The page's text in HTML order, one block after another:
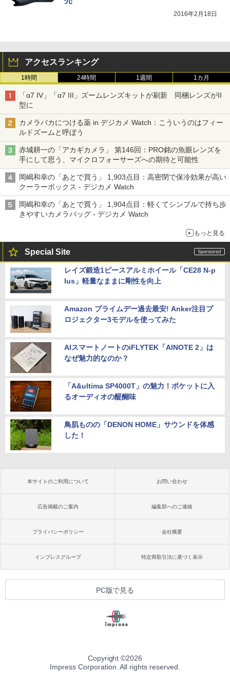
2016年2月18日
アクセスランキング
1時間 24時間 1週間 1カ月
「α7 IV」「α7 III」ズームレンズキットが刷新 同梱レンズがII
型に
カメラバカにつける薬 in デジカメ Watch：こういうのはフィー
ルドズームと呼ぼう
赤城耕一の「アカギカメラ」 第146回：PRO銘の魚眼レンズを
手にして思う、マイクロフォーサーズへの期待と可能性
岡嶋和幸の「あとで買う」 1,903点目：高密閉で保冷効果が高い
クーラーボックス - デジカメ Watch
岡嶋和幸の「あとで買う」 1,904点目：軽くてシンプルで持ち歩
きやすいカメラバッグ - デジカメ Watch
もっと見る
Special Site
レイズ鍛造1ピースアルミホイール「CE28 N-p
lus」軽量なままに剛性を向上
Amazon プライムデー過去最安! Anker注目プ
ロジェクター3モデルを使ってみた
AIスマートノートのiFLYTEK「AINOTE 2」は
なぜ魅力的なのか？
「A&ultima SP4000T」の魅力！ポケットに入
るオーディオの醍醐味
鳥肌ものの「DENON HOME」サウンドを体感
した！
本サイトのご利用について お問い合わせ
広告掲載のご案内 編集部へのご連絡
プライバシーポリシー 会社概要
インプレスグループ 特定商取引法に基づく表示
PC版で見る
Copyright ©2026
Impress Corporation. All rights reserved.